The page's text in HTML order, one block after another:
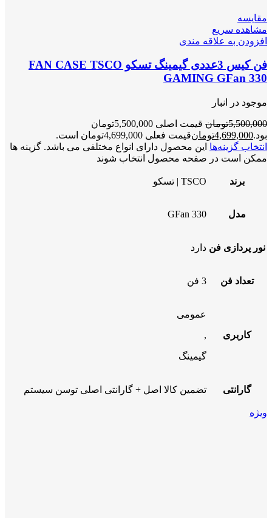
مقایسه
مشاهده سریع
افزودن به علاقه مندی
فن کیس 3عددی گیمینگ تسکو FAN CASE TSCO
GAMING GFan 330
موجود در انبار
5,500,000تومان
قیمت اصلی 5,500,000تومان
بود.4,699,000تومانقیمت فعلی 4,699,000تومان است.
انتخاب گزینه‌ها این محصول دارای انواع مختلفی می باشد. گزینه ها
ممکن است در صفحه محصول انتخاب شوند
برند TSCO | تسکو
مدل GFan 330
نور پردازی فن دارد
تعداد فن 3 فن
کاربری
عمومی
,
گیمینگ
گارانتی تضمین کالا اصل + گارانتی اصلی توسن سیستم
ویژه